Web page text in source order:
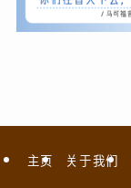
主页 关于我们